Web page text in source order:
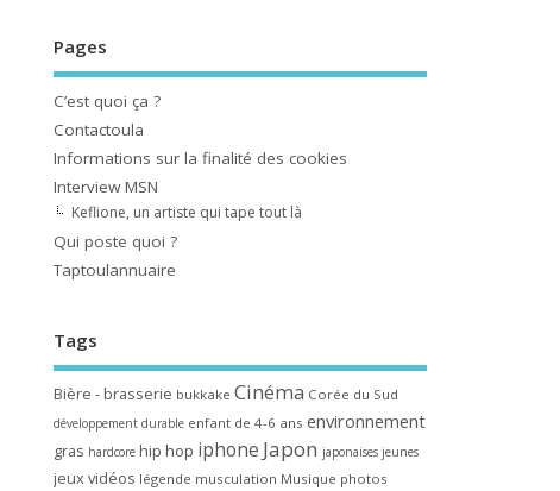
Pages
C’est quoi ça ?
Contactoula
Informations sur la finalité des cookies
Interview MSN
Keflione, un artiste qui tape tout là
Qui poste quoi ?
Taptoulannuaire
Tags
Bière - brasserie bukkake Cinéma Corée du Sud
développement durable enfant de 4-6 ans environnement
gras hardcore hip hop iphone Japon japonaises jeunes
jeux vidéos légende musculation Musique photos